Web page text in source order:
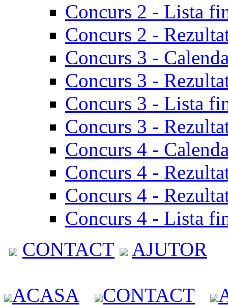
Concurs 2 - Lista
Concurs 2 -
Concurs 3 -
Concurs 3 -
Concurs 3 - Lista
Concurs 3 -
Concurs 4 -
Concurs 4 -
Concurs 4 -
Concurs 4 - Lista
CONTACT
AJUTOR
ACASA CONTACT